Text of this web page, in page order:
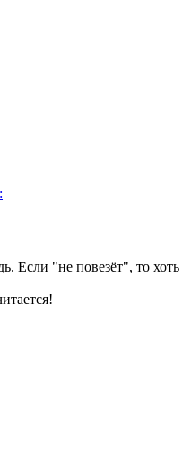
Если "не повезёт", то хоть